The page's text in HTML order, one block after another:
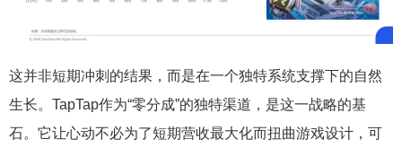
这并非短期冲刺的结果，而是在一个独特系统支撑下的自然
生长。TapTap作为“零分成”的独特渠道，是这一战略的基
石。它让心动不必为了短期营收最大化而扭曲游戏设计，可